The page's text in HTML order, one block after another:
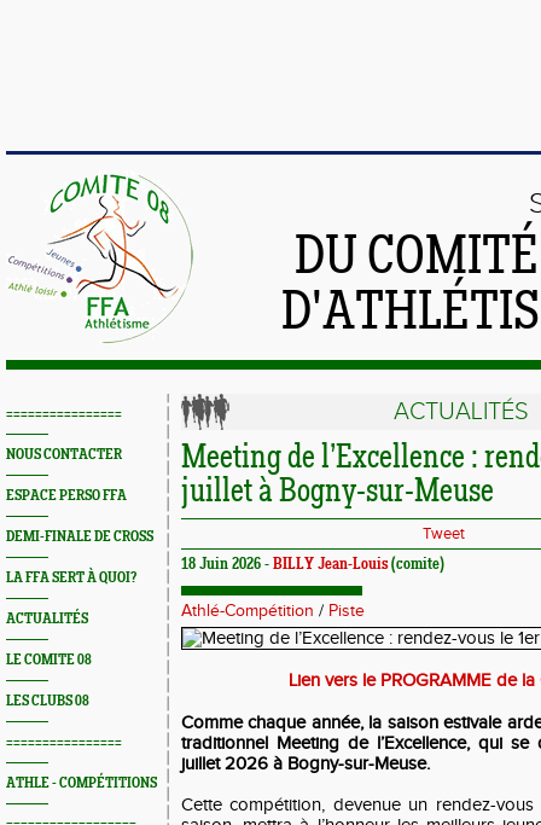
DU
================
NOUS CONTACTER
ESPACE PERSO FFA
DEMI-FINALE DE CROSS
LA FFA SERT À QUOI?
ACTUALITÉS
LE COMITE 08
LES CLUBS 08
================
ATHLE - COMPÉTITIONS
ACTUALITÉS
Meeting de l’Excellence :
juillet à Bogny-sur-Meuse
Tweet
18 Juin 2026 - BILLY Jean-Louis(comite)
Athlé-Compétition / Piste
Lien vers le PROGRAMME de
Comme chaque année, la saison estivale
traditionnel Meeting de l’Excellence, qui se
juillet 2026 à Bogny-sur-Meuse.
Cette compétition, devenue un rendez-